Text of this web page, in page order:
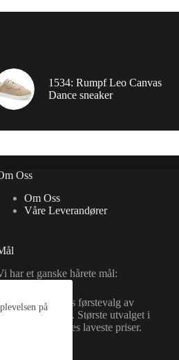
på
1534: Rumpf Leo Canvas
Dance sneaker
Oss
Om Oss
Våre Leverandører
har et ganske hårete mål:
Vi skal bli Norges førstevalg av
Største utvalget i
Norge med Norges laveste priser.